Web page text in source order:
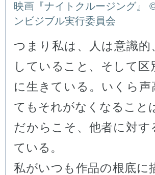
映画『ナイトクルージング』
ンビジブル実行委員会
つまり私は、人は意識
していること、そして
に生きている。いくら
てもそれがなくなること
だからこそ、他者に対
ている。
私がいつも作品の根底